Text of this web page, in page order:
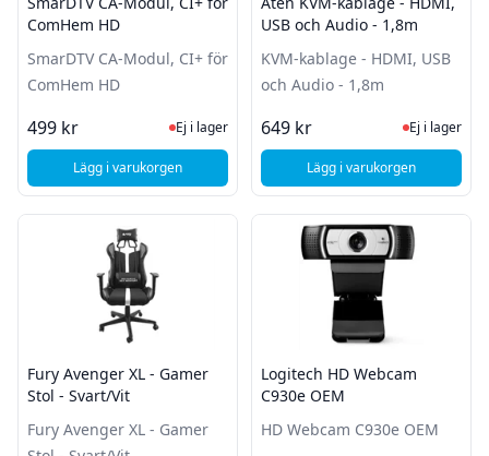
ComHem HD
SmarDTV CA-Modul, CI+ för
ComHem HD
499 kr Ej i lager, besök produktsidan för
Ej i lager
Lägg i varukorgen, SmarDTV CA-Modul, CI+ för ComHem HD
USB och Audio - 1,8m
KVM-kablage - HDMI, USB
och Audio - 1,8m
649 kr Ej i lager,
Ej i lager
Lägg i varukorgen, Aten KVM-kablage
Fury Avenger XL - Gamer
Stol - Svart/Vit
Fury Avenger XL - Gamer
Logitech HD Webcam
C930e OEM
HD Webcam C930e OEM